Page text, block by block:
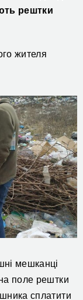
рештки
жителя
мешканці
поле рештки
сплатити